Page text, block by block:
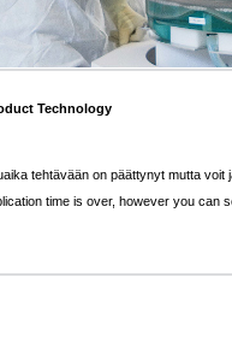
Technology
tehtävään on päättynyt mutta
time is over, however you can